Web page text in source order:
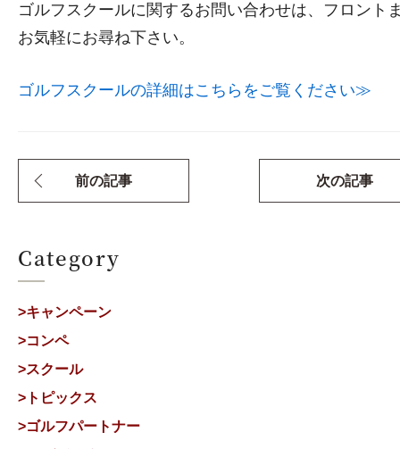
ゴルフスクールに関するお問い合わせは、フロント
お気軽にお尋ね下さい。
ゴルフスクールの詳細はこちらをご覧ください≫
前の記事 次の記事
Category
>キャンペーン
>コンペ
>スクール
>トピックス
>ゴルフパートナー